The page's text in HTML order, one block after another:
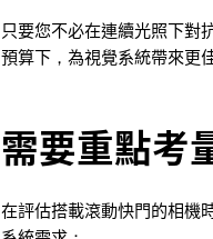
只要您不必在連續光照下對
預算下，為視覺系統帶來更
需要重點考
在評估搭載滾動快門的相機